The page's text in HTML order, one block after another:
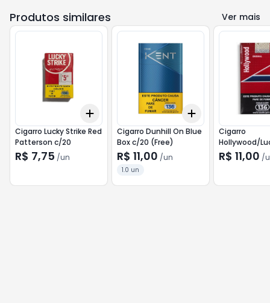
Produtos similares Ver mais
+10
Add
Cigarro Lucky Strike Red
Patterson c/20
R$ 7,75 /un
+10
Add
Cigarro Dunhill On Blue
Box c/20 (Free)
R$ 11,00 /un
1.0 un
Cigarro
Hollywood/
c/20 (Verm)
R$ 11,00 /